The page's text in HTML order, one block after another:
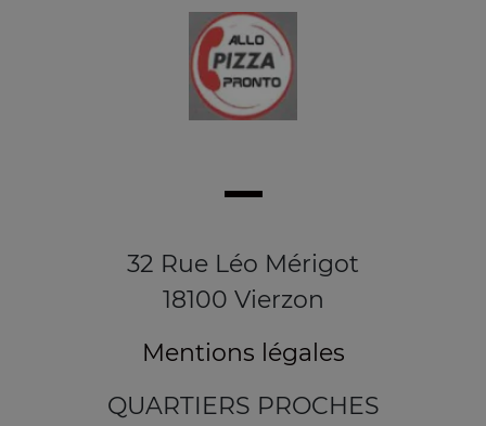
32 Rue Léo Mérigot
18100 Vierzon
Mentions légales
QUARTIERS PROCHES